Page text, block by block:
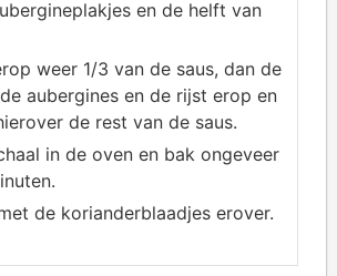
en de helft van
weer 1/3 van de saus, dan de
aubergines en de rijst erop en
de rest van de saus.
in de oven en bak ongeveer
de korianderblaadjes erover.